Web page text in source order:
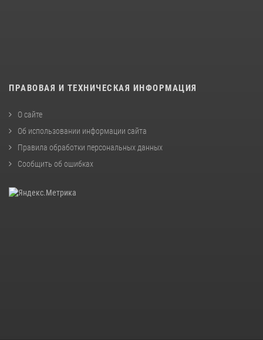
ПРАВОВАЯ И ТЕХНИЧЕСКАЯ ИНФОРМАЦИЯ
О сайте
Об использовании информации сайта
Правила обработки персональных данных
Сообщить об ошибках